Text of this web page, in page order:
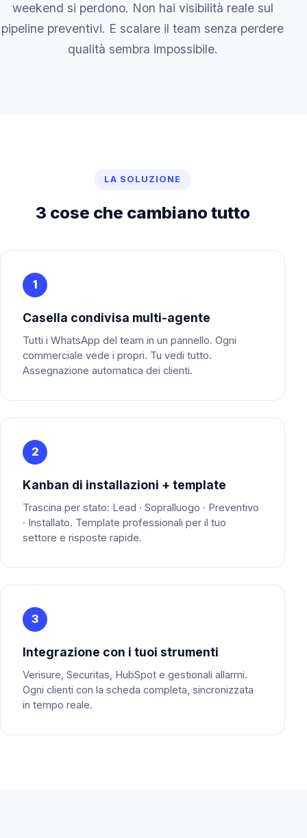
weekend si perdono. Non hai visibilità reale sul
pipeline preventivi. E scalare il team senza perdere
qualità sembra impossibile.
LA SOLUZIONE
3 cose che cambiano tutto
1
Casella condivisa multi-agente
Tutti i WhatsApp del team in un pannello. Ogni
commerciale vede i propri. Tu vedi tutto.
Assegnazione automatica dei clienti.
2
Kanban di installazioni + template
Trascina per stato: Lead · Sopralluogo · Preventivo
· Installato. Template professionali per il tuo
settore e risposte rapide.
3
Integrazione con i tuoi strumenti
Verisure, Securitas, HubSpot e gestionali allarmi.
Ogni clienti con la scheda completa, sincronizzata
in tempo reale.